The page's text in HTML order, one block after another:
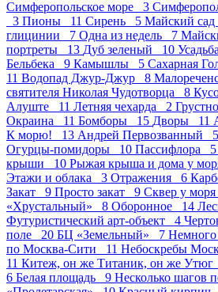
Симферопольское море 3
3 Пионы 11 Сирень 5 Майский
глицинии 7 Одна из недель 7
портреты 13 Дуб зеленый 10
Бельбека 9 Камышлы 5 Сахарная
11 Водопад Джур-Джур 8
святителя Николая Чудотворца 8
Алуште 11 Летняя чехарда 2
Окраина 11 Бомборы 15 Дворы 11
К морю! 13 Андрей Первозванный 5
Огурцы-помидоры 10 Пасcифлора 5
крыши 10 Рыжая крыша и дома у
Этажи и облака 3 Отражения 6
Закат 9 Просто закат 9 Сквер у
«Хрустальный» 8 Оборонное 14
Футуристический арт-объект 4
поле 20 БЦ «Земельный» 7
по Москва-Сити 11 Небоскребы
11 Китеж, он же Титаник, он же
6 Белая площадь 9 Несколько шагов